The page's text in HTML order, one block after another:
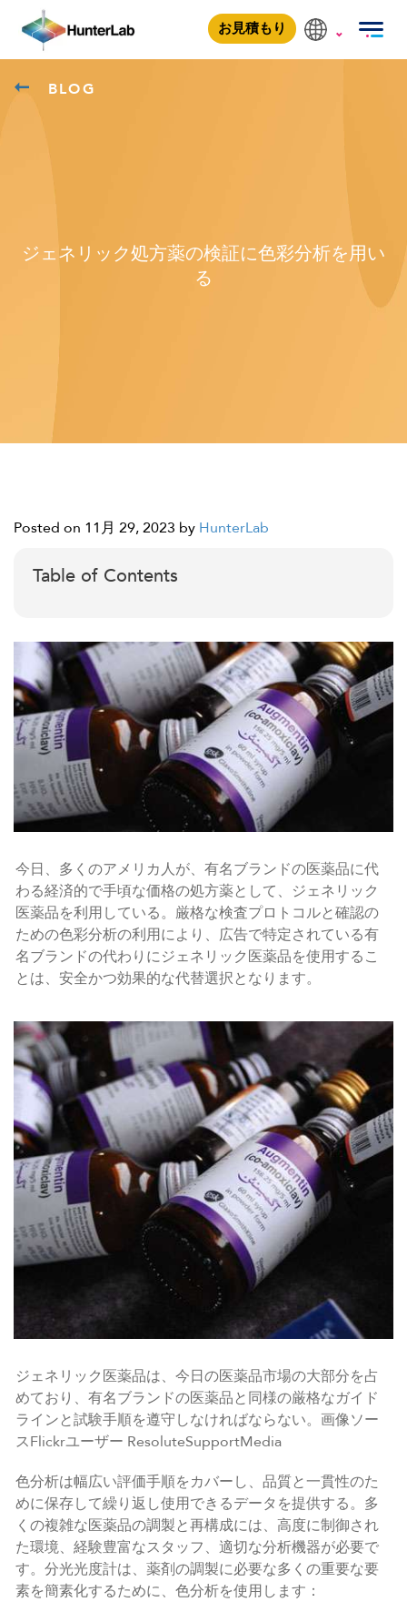
お見積もり
BLOG
ジェネリック処方薬の検証に色彩分析を用い
る
Posted on 11月 29, 2023 by HunterLab
Table of Contents
今日、多くのアメリカ人が、有名ブランドの医薬品に代
わる経済的で手頃な価格の処方薬として、ジェネリック
医薬品を利用している。厳格な検査プロトコルと確認の
ための色彩分析の利用により、広告で特定されている有
名ブランドの代わりにジェネリック医薬品を使用するこ
とは、安全かつ効果的な代替選択となります。
ジェネリック医薬品は、今日の医薬品市場の大部分を占
めており、有名ブランドの医薬品と同様の厳格なガイド
ラインと試験手順を遵守しなければならない。画像ソー
スFlickrユーザー ResoluteSupportMedia
色分析は幅広い評価手順をカバーし、品質と一貫性のた
めに保存して繰り返し使用できるデータを提供する。多
くの複雑な医薬品の調製と再構成には、高度に制御され
た環境、経験豊富なスタッフ、適切な分析機器が必要で
す。分光光度計は、薬剤の調製に必要な多くの重要な要
素を簡素化するために、色分析を使用します：